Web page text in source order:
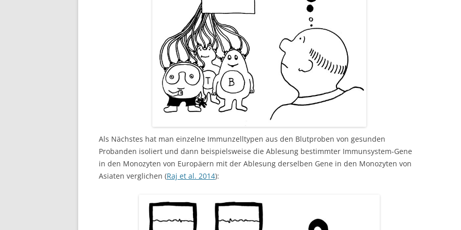
Als Nächstes hat man einzelne Immunzelltypen aus den Blutproben von gesunden
Probanden isoliert und dann beispielsweise die Ablesung bestimmter Immunsystem-Gene
in den Monozyten von Europäern mit der Ablesung derselben Gene in den Monozyten von
Asiaten verglichen (Raj et al. 2014):